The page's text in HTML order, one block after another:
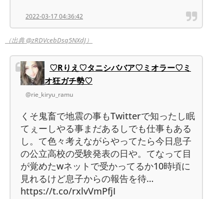
2022-03-17 04:36:42
（出典 @zRDVcebDsq5NXdJ）
♡Rりえ♡タニシババア♡ミオラー♡ミ
オ狂ガチ勢♡
@rie_kiryu_ramu
くそ鬼畜で地震の事もTwitterで知ったし眠
てぇーしやる事まだあるしでも仕事もある
し。て色々考えながらやってたら今日息子
の公立高校の受験発表の日や。てなって目
が覚めたwネットで受かってるか10時頃に
見れるけど息子からの報告を待…
https://t.co/rxlvVmPfjI